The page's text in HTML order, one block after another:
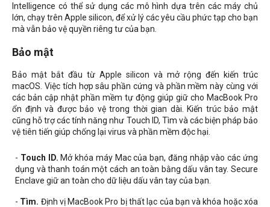
Intelligence có thể sử dụng các mô hình dựa trên các máy chủ
lớn, chạy trên Apple silicon, để xử lý các yêu cầu phức tạp cho bạn
mà vẫn bảo vệ quyền riêng tư của bạn.
Bảo mật
Bảo mật bắt đầu từ Apple silicon và mở rộng đến kiến trúc
macOS. Việc tích hợp sâu phần cứng và phần mềm này cùng với
các bản cập nhật phần mềm tự động giúp giữ cho MacBook Pro
ổn định và được bảo vệ trong thời gian dài. Kiến trúc bảo mật
cũng hỗ trợ các tính năng như Touch ID, Tìm và các biện pháp bảo
vệ tiên tiến giúp chống lại virus và phần mềm độc hại.
- Touch ID. Mở khóa máy Mac của bạn, đăng nhập vào các ứng
dụng và thanh toán một cách an toàn bằng dấu vân tay. Secure
Enclave giữ an toàn cho dữ liệu dấu vân tay của bạn.
- Tìm. Định vị MacBook Pro bị thất lạc của bạn và khóa hoặc xóa